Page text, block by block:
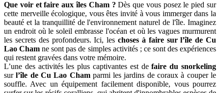
Que voir et faire aux îles Cham ? Dès que vous posez le pied sur
cette merveille écologique, vous êtes invité à vous immerger dans la
beauté et la tranquillité de l'environnement naturel de l'île. Imaginez
un endroit où le soleil embrasse l'océan et où les vagues murmurent
les secrets des profondeurs. Ici, les choses à faire sur l’île de Cu
Lao Cham ne sont pas de simples activités ; ce sont des expériences
qui restent gravées dans votre mémoire.
L’une des activités les plus captivantes est defaire du snorkeling
surl’île de Cu Lao Champarmi les jardins de coraux à couper le
souffle. Avec un équipement facilement disponible, vous pourrez